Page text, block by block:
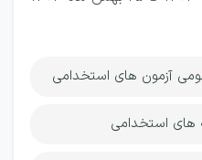
آزمون های استخدامی
های استخدامی